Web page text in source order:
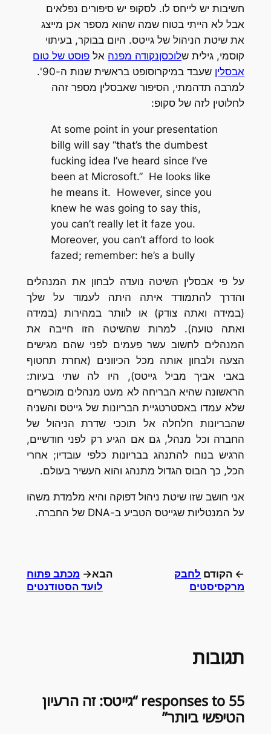
חשיבות יש לייחס לו. לסקופ יש סיפורים נפלאים
אבל לא הייתי בטוח שמה שהוא מספר אכן מייצג
את שיטת הניהול של גייטס. היום בבוקר, בעיתוי
קוסמי, גילית שלוכסןנקודה מפנהאלפוסט של טום
אבסלין
שעבד במיקרוסופט בראשית שנות ה-90'.
למרבה תדהמתי, הסיפור שאבסלין מספר זהה
לחלוטין לזה של סקופ:
At some point in your presentation
billg will say “that’s the dumbest
fucking idea I’ve heard since I’ve
been at Microsoft.” He looks like
he means it. However, since you
knew he was going to say this,
you can’t really let it faze you.
Moreover, you can’t afford to look
fazed; remember: he’s a bully
על פי אבסלין השיטה נועדה לבחון את המנהלים
והדרך להתמודד איתה היתה לעמוד על שלך
(במידה ואתה צודק) או לוותר במהירות (במידה
ואתה טועה). למרות שהשיטה הזו חייבה את
המנהלים לחשוב עשר פעמים לפני שהם מגישים
הצעה ולבחון אותה מכל הכיוונים (אחרת תחטוף
באבי אביך מביל גייטס), היו לה שתי בעיות:
הראשונה שהיא הבריחה לא מעט מנהלים מוכשרים
שלא עמדו באסטרטגיית הבריונות של גייטס והשניה
שהבריונות חלחלה אל תוככי שדרת הניהול של
החברה וכל מנהל, גם אם הגיע רק לפני חודשיים,
הרגיש בנוח להתנהג בבריונות כלפי עובדיו; אחרי
הכל, כך הבוס הגדול מתנהג והוא העשיר בעולם.
אני חושב שזו שיטת ניהול דפוקה והיא מלמדת משהו
על המנטליות שגייטס הטביע ב-DNA של החברה.
← הקודם לחבק
מרקסיסטים
הבא→ מכתב פתוח
לועד הסטודנטים
תגובות
55 responses to “גייטס: זה הרעיון
הטיפשי ביותר”